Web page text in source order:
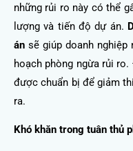
những rủi ro này có thể
lượng và tiến độ dự án.
án sẽ giúp doanh nghiệp
hoạch phòng ngừa rủi
được chuẩn bị để giảm
ra.
Khó khăn trong tuân thủ